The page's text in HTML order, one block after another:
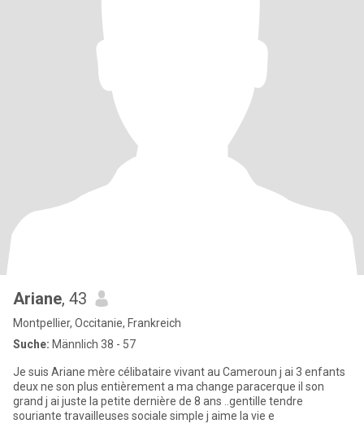
Ariane, 43
Montpellier, Occitanie, Frankreich
Suche: Männlich 38 - 57
Je suis Ariane mère célibataire vivant au Cameroun j ai 3 enfants
deux ne son plus entièrement a ma change paracerque il son
grand j ai juste la petite dernière de 8 ans ..gentille tendre
souriante travailleuses sociale simple j aime la vie e